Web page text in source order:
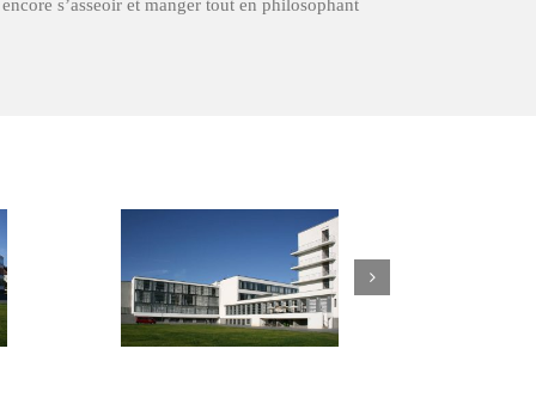
s’asseoir et manger tout en philosophant